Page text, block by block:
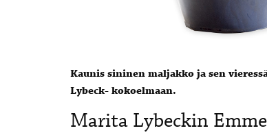
Kaunis sininen maljakko ja sen
Lybeck- kokoelmaan.
Marita Lybeckin